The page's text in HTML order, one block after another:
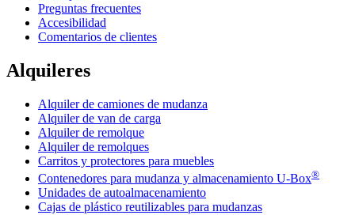
Preguntas frecuentes
Accesibilidad
Comentarios de clientes
Alquileres
Alquiler de camiones de mudanza
Alquiler de van de carga
Alquiler de remolque
Alquiler de remolques
Carritos y protectores para muebles
Contenedores para mudanza y almacenamiento U-Box®
Unidades de autoalmacenamiento
Cajas de plástico reutilizables para mudanzas